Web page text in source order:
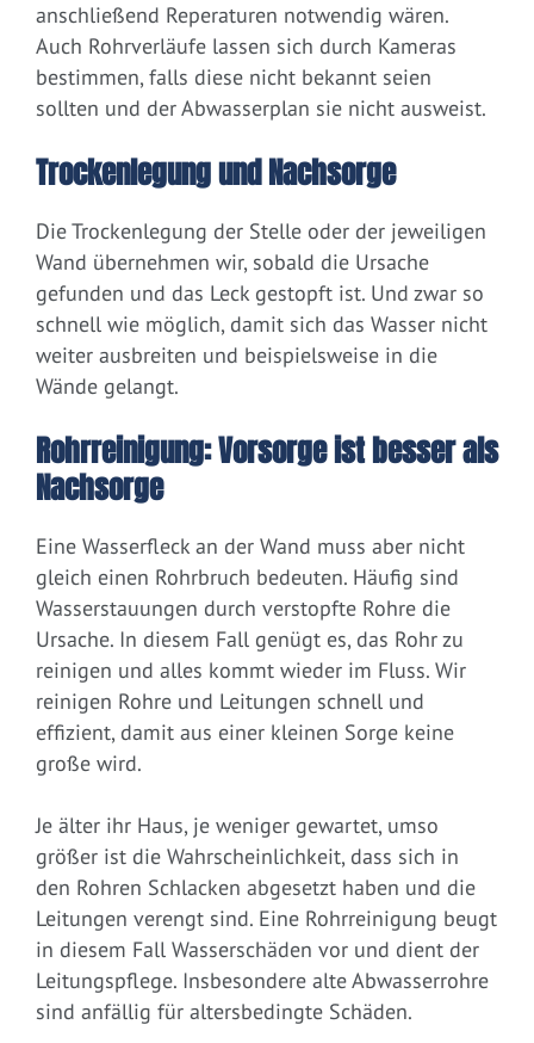
anschließend Reperaturen notwendig wären.
Auch Rohrverläufe lassen sich durch Kameras
bestimmen, falls diese nicht bekannt seien
sollten und der Abwasserplan sie nicht ausweist.
Trockenlegung und Nachsorge
Die Trockenlegung der Stelle oder der jeweiligen
Wand übernehmen wir, sobald die Ursache
gefunden und das Leck gestopft ist. Und zwar so
schnell wie möglich, damit sich das Wasser nicht
weiter ausbreiten und beispielsweise in die
Wände gelangt.
Rohrreinigung: Vorsorge ist besser als
Nachsorge
Eine Wasserfleck an der Wand muss aber nicht
gleich einen Rohrbruch bedeuten. Häufig sind
Wasserstauungen durch verstopfte Rohre die
Ursache. In diesem Fall genügt es, das Rohr zu
reinigen und alles kommt wieder im Fluss. Wir
reinigen Rohre und Leitungen schnell und
effizient, damit aus einer kleinen Sorge keine
große wird.
Je älter ihr Haus, je weniger gewartet, umso
größer ist die Wahrscheinlichkeit, dass sich in
den Rohren Schlacken abgesetzt haben und die
Leitungen verengt sind. Eine Rohrreinigung beugt
in diesem Fall Wasserschäden vor und dient der
Leitungspflege. Insbesondere alte Abwasserrohre
sind anfällig für altersbedingte Schäden.